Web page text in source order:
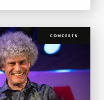
CONCERTS